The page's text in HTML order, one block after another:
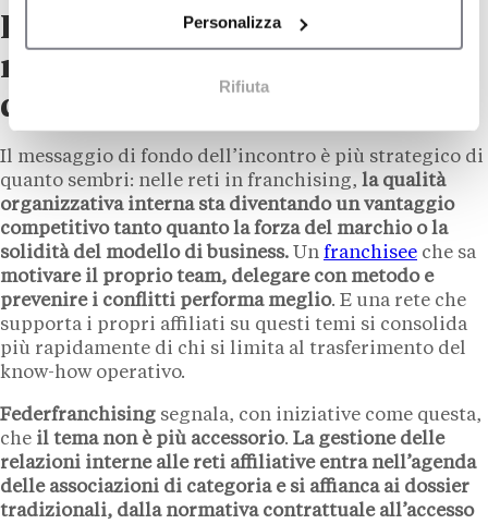
Personalizza
Rifiuta
La gestione delle persone,
nuovo terreno competitivo
delle reti affiliative
Il messaggio di fondo dell’incontro è più strategico di
quanto sembri: nelle reti in franchising, la qualità
organizzativa interna sta diventando un vantaggio
competitivo tanto quanto la forza del marchio o la
solidità del modello di business. Un franchisee che sa
motivare il proprio team, delegare con metodo e
prevenire i conflitti performa meglio. E una rete che
supporta i propri affiliati su questi temi si consolida
più rapidamente di chi si limita al trasferimento del
know-how operativo.
Federfranchising segnala, con iniziative come questa,
che il tema non è più accessorio. La gestione delle
relazioni interne alle reti affiliative entra nell’agenda
delle associazioni di categoria e si affianca ai dossier
tradizionali, dalla normativa contrattuale all’accesso